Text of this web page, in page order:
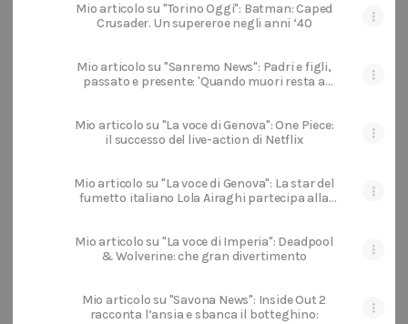
Mio articolo su "Torino Oggi": Batman: Caped
Crusader. Un supereroe negli anni ‘40
Mio articolo su "Sanremo News": Padri e figli,
passato e presente: 'Quando muori resta a
Mio articolo su "La voce di Genova": One Piece:
il successo del live-action di Netflix
Mio articolo su "La voce di Genova": La star del
fumetto italiano Lola Airaghi partecipa alla
Mio articolo su "La voce di Imperia": Deadpool
& Wolverine: che gran divertimento
Mio articolo su "Savona News": Inside Out 2
racconta l’ansia e sbanca il botteghino: